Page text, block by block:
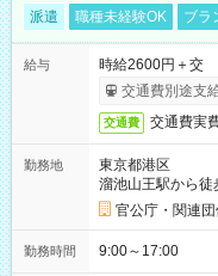
派遣 職種未経験OK ブラ
給与
時給2600円＋交
交通費別途支
交通費 交通費実
勤務地
東京都港区
溜池山王駅から徒
官公庁・関連
勤務時間 9:00～17:00